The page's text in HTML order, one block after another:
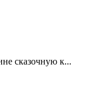
сказочную к...